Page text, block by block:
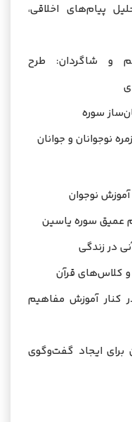
پیام‌های اخلاقی،
و شاگردان: طرح
سوره
نوجوانان و جوانان
نوجوان
عمیق سوره یاسین
در زندگی
و کلاس‌های قرآن
کنار آموزش مفاهیم
برای ایجاد گفت‌وگوی